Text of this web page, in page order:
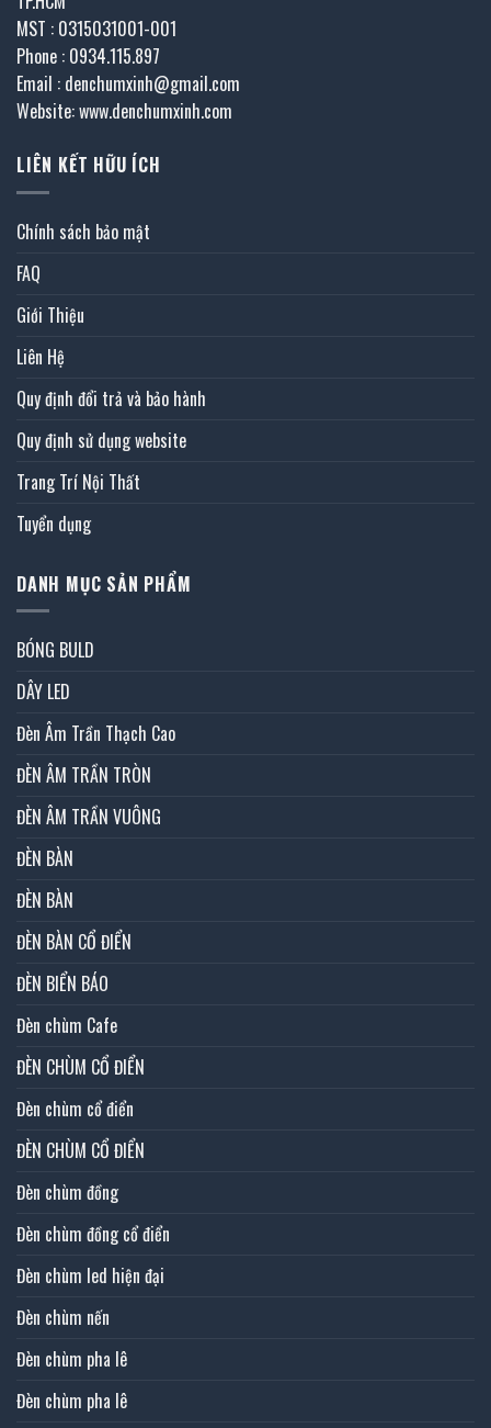
MST : 0315031001-001
Phone : 0934.115.897
Email : denchumxinh@gmail.com
Website: www.denchumxinh.com
LIÊN KẾT HỮU ÍCH
Chính sách bảo mật
FAQ
Giới Thiệu
Liên Hệ
Quy định đổi trả và bảo hành
Quy định sử dụng website
Trang Trí Nội Thất
Tuyển dụng
DANH MỤC SẢN PHẨM
BÓNG BULD
DÂY LED
Đèn Âm Trần Thạch Cao
ĐÈN ÂM TRẦN TRÒN
ĐÈN ÂM TRẦN VUÔNG
ĐÈN BÀN
ĐÈN BÀN
ĐÈN BÀN CỔ ĐIỂN
ĐÈN BIỂN BÁO
Đèn chùm Cafe
ĐÈN CHÙM CỔ ĐIỂN
Đèn chùm cổ điển
ĐÈN CHÙM CỔ ĐIỂN
Đèn chùm đồng
Đèn chùm đồng cổ điển
Đèn chùm led hiện đại
Đèn chùm nến
Đèn chùm pha lê
Đèn chùm pha lê